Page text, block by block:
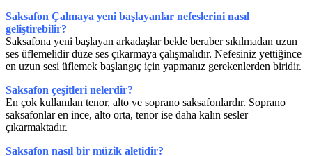
Saksafon Çalmaya yeni başlayanlar nefeslerini nasıl
geliştirebilir?
Saksafona yeni başlayan arkadaşlar bekle beraber sıkılmadan uzun
ses üflemelidir düze ses çıkarmaya çalışmalıdır. Nefesiniz yettiğince
en uzun sesi üflemek başlangıç için yapmanız gerekenlerden biridir.
Saksafon çeşitleri nelerdir?
En çok kullanılan tenor, alto ve soprano saksafonlardır. Soprano
saksafonlar en ince, alto orta, tenor ise daha kalın sesler
çıkarmaktadır.
Saksafon nasıl bir müzik aletidir?